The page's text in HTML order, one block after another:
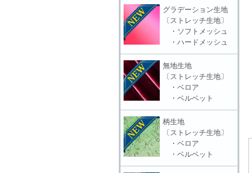
グラデーション生地
〔ストレッチ生地〕
・ソフトメッシュ
・ハードメッシュ
無地生地
〔ストレッチ生地〕
・ベロア
・ベルベット
柄生地
〔ストレッチ生地〕
・ベロア
・ベルベット